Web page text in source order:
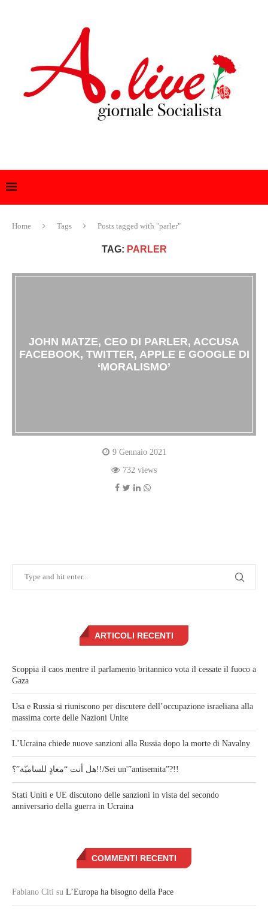
Home Tags Posts tagged with "parler"
TAG: PARLER
JOHN MATZE, CEO DI PARLER, ACCUSA
FACEBOOK, TWITTER, APPLE E GOOGLE DI
‘MORALISMO’
9 Gennaio 2021
732 views
ARTICOLI RECENTI
Scoppia il caos mentre il parlamento britannico vota il cessate il fuoco a
Gaza
Usa e Russia si riuniscono per discutere dell’occupazione israeliana alla
massima corte delle Nazioni Unite
L’Ucraina chiede nuove sanzioni alla Russia dopo la morte di Navalny
هل أنت “معادٍ للساميّة”؟!!/Sei un'”antisemita”?!!
Stati Uniti e UE discutono delle sanzioni in vista del secondo
anniversario della guerra in Ucraina
COMMENTI RECENTI
Fabiano Citi su L’Europa ha bisogno della Pace